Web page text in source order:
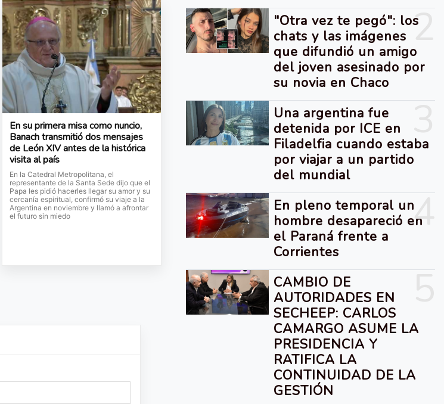
En su primera misa como nuncio,
Banach transmitió dos mensajes
de León XIV antes de la histórica
visita al país
En la Catedral Metropolitana, el
representante de la Santa Sede dijo que el
Papa les pidió hacerles llegar su amor y su
cercanía espiritual, confirmó su viaje a la
Argentina en noviembre y llamó a afrontar
el futuro sin miedo
2
"Otra vez te pegó": los
chats y las imágenes
que difundió un amigo
del joven asesinado por
su novia en Chaco
Una argentina fue
detenida por ICE en
Filadelfia cuando estaba
por viajar a un partido
del mundial
4
En pleno temporal un
hombre desapareció en
el Paraná frente a
Corrientes
CAMBIO DE
AUTORIDADES EN
SECHEEP: CARLOS
CAMARGO ASUME LA
PRESIDENCIA Y
RATIFICA LA
CONTINUIDAD DE LA
GESTIÓN